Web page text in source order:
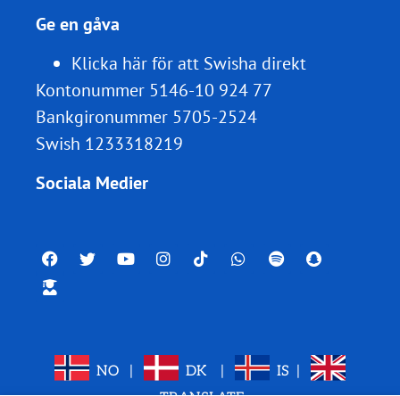
Ge en gåva
Klicka här för att Swisha direkt
Kontonummer 5146-10 924 77
Bankgironummer 5705-2524
Swish 1233318219
Sociala Medier
NO DK IS